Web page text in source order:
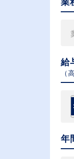
業
給
（
年